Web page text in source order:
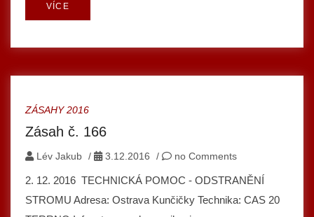
VÍCE
ZÁSAHY 2016
Zásah č. 166
Lév Jakub / 3.12.2016 / no Comments
2. 12. 2016 TECHNICKÁ POMOC - ODSTRANĚNÍ
STROMU Adresa: Ostrava Kunčičky Technika: CAS 20